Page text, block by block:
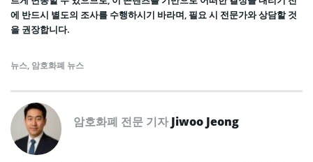
에 반드시 별도의 조사를 수행하시기 바라며, 필요 시 전문가와 상담할 것
을 권장합니다.
뉴스, 암호화폐 뉴스
암호화폐 전문 기자Jiwoo Jeong